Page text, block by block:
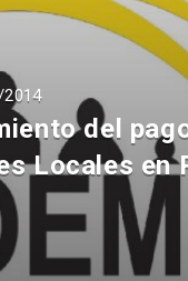
del
Locales en